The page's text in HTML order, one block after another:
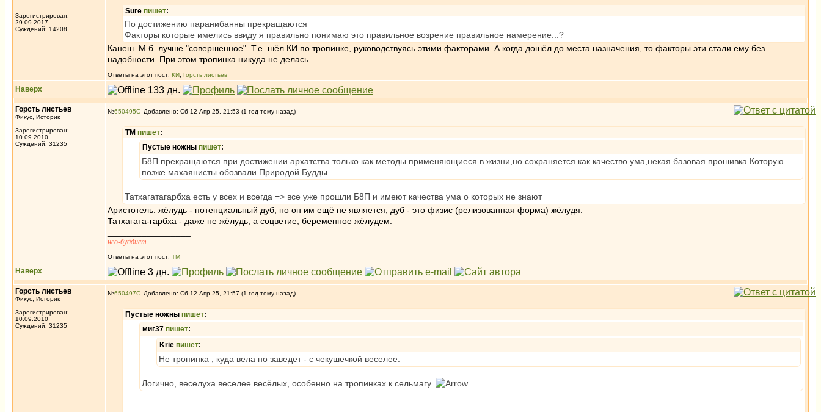
Зарегистрирован:
29.09.2017
Суждений: 14208
Sure пишет:
По достижению паранибанны прекращаются
Факторы которые имелись ввиду я правильно понимаю это правильное возрение правильное намерение...?
Канеш. М.б. лучше "совершенное". Т.е. шёл КИ по тропинке, руководствуясь этими факторами. А когда дошёл до места назначения, то факторы эти стали ему без
надобности. При этом тропинка никуда не делась.
Ответы на этот пост: КИ Горсть листьев
Наверх
Горсть листьев
Фикус, Историк
Зарегистрирован:
10.09.2010
Суждений: 31235
№650495 Добавлено: Сб 12 Апр 25, 21:53 (1 год тому назад)
ТМ пишет:
Пустые ножны пишет:
Б8П прекращаются при достижении архатства только как методы применяющиеся в жизни,но сохраняется как качество ума,некая базовая прошивка.Которую
позже махаянисты обозвали Природой Будды.
Татхагатагарбха есть у всех и всегда => все уже прошли Б8П и имеют качества ума о которых не знают
Аристотель: жёлудь - потенциальный дуб, но он им ещё не является; дуб - это физис (релизованная форма) жёлудя.
Татхагата-гарбха - даже не жёлудь, а соцветие, беременное жёлудем.
нео-буддист
Ответы на этот пост: ТМ
Наверх
Горсть листьев
Фикус, Историк
Зарегистрирован:
10.09.2010
Суждений: 31235
№650497 Добавлено: Сб 12 Апр 25, 21:57 (1 год тому назад)
Пустые ножны пишет:
миг37 пишет:
Krie пишет:
Не тропинка , куда вела но заведет - с чекушечкой веселее.
Логично, веселуха веселее весёлых, особенно на тропинках к сельмагу.